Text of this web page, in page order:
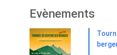
Evènements